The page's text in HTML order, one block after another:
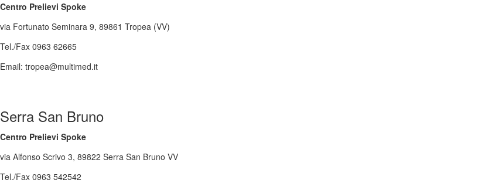
Centro Prelievi Spoke
via Fortunato Seminara 9, 89861 Tropea (VV)
Tel./Fax 0963 62665
Email: tropea@multimed.it
Serra San Bruno
Centro Prelievi Spoke
via Alfonso Scrivo 3, 89822 Serra San Bruno VV
Tel./Fax 0963 542542